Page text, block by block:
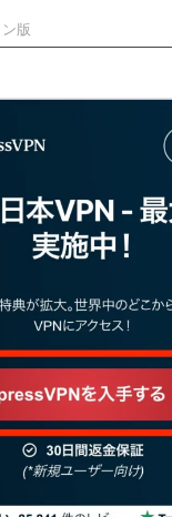
版